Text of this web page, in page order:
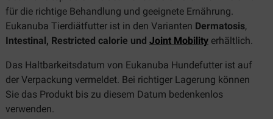
für die richtige Behandlung und geeignete Ernährung.
Eukanuba Tierdiätfutter ist in den Varianten Dermatosis,
Intestinal, Restricted calorie und Joint Mobility erhältlich.
Das Haltbarkeitsdatum von Eukanuba Hundefutter ist auf
der Verpackung vermeldet. Bei richtiger Lagerung können
Sie das Produkt bis zu diesem Datum bedenkenlos
verwenden.